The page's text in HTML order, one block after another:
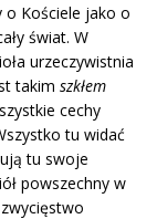
o Kościele jako o
świat. W
urzeczywistnia
takim szkłem
cechy
tu widać
tu swoje
powszechny w